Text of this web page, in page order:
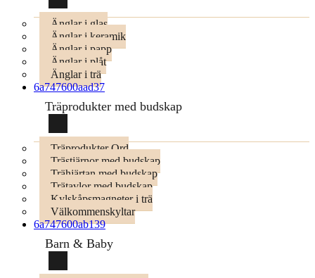
Änglar i glas
Änglar i keramik
Änglar i papp
Änglar i plåt
Änglar i trä
6a747600aad37
Träprodukter med budskap
Träprodukter Ord
Trästjärnor med budskap
Trähjärtan med budskap
Trätavlor med budskap
Kylskåpsmagneter i trä
Välkommenskyltar
6a747600ab139
Barn & Baby